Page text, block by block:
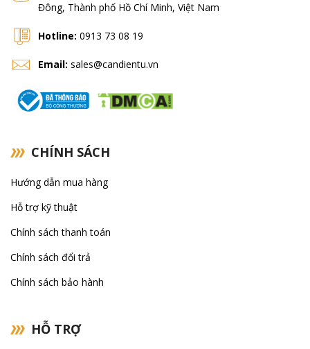
Đông, Thành phố Hồ Chí Minh, Việt Nam
Hotline: 0913 73 08 19
Email: sales@candientu.vn
CHÍNH SÁCH
Hướng dẫn mua hàng
Hỗ trợ kỹ thuật
Chính sách thanh toán
Chính sách đổi trả
Chính sách bảo hành
HỖ TRỢ